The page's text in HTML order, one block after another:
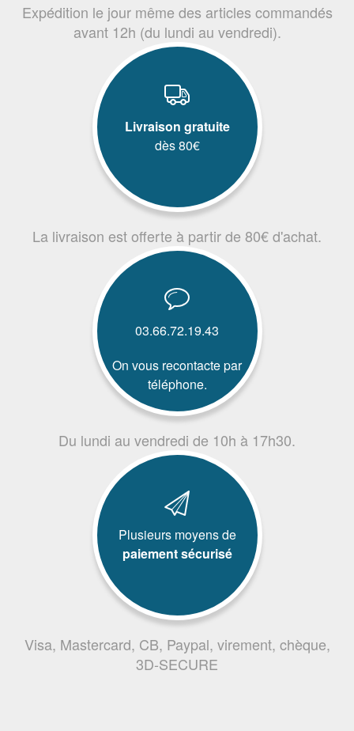
Expédition le jour même des articles commandés
avant 12h (du lundi au vendredi).
Livraison gratuite
dès 80€
La livraison est offerte à partir de 80€ d'achat.
03.66.72.19.43
On vous recontacte par
téléphone.
Du lundi au vendredi de 10h à 17h30.
Plusieurs moyens de
paiement sécurisé
Visa, Mastercard, CB, Paypal, virement, chèque,
3D-SECURE